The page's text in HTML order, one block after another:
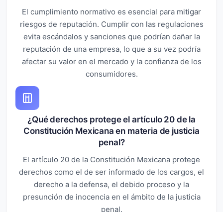
El cumplimiento normativo es esencial para mitigar
riesgos de reputación. Cumplir con las regulaciones
evita escándalos y sanciones que podrían dañar la
reputación de una empresa, lo que a su vez podría
afectar su valor en el mercado y la confianza de los
consumidores.
¿Qué derechos protege el artículo 20 de la
Constitución Mexicana en materia de justicia
penal?
El artículo 20 de la Constitución Mexicana protege
derechos como el de ser informado de los cargos, el
derecho a la defensa, el debido proceso y la
presunción de inocencia en el ámbito de la justicia
penal.